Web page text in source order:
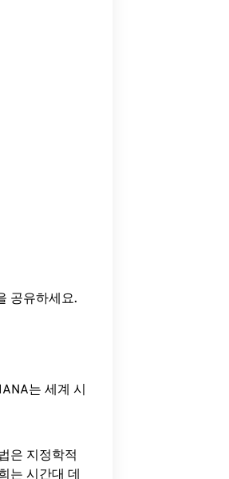
공유하세요.
는 세계 시
은 지정학적
는 시간대 데